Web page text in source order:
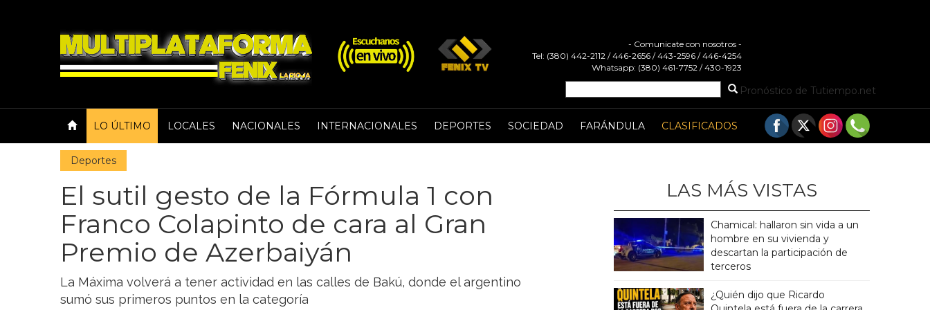
- Comunicate con nosotros -
Tel: (380) 442-2112 / 446-2656 / 443-2596 / 446-4254
Whatsapp: (380) 461-7752 / 430-1923
Pronóstico de Tutiempo.net
LO ÚLTIMO LOCALES NACIONALES INTERNACIONALES DEPORTES SOCIEDAD FARÁNDULA CLASIFICADOS
Deportes
El sutil gesto de la Fórmula 1 con
Franco Colapinto de cara al Gran
Premio de Azerbaiyán
La Máxima volverá a tener actividad en las calles de Bakú, donde el argentino
sumó sus primeros puntos en la categoría
LAS MÁS VISTAS
Chamical: hallaron sin vida a un
hombre en su vivienda y
descartan la participación de
terceros
¿Quién dijo que Ricardo